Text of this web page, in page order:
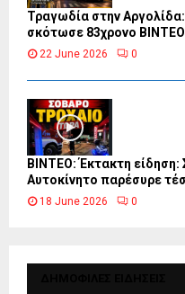
Τραγωδία στην
σκότωσε 83χρονο ΒΙΝΤΕΟ
22 June 2026 0
ΒΙΝΤΕΟ: Έκτακτη είδηση:
Αυτοκίνητο παρέσυρε
18 June 2026 0